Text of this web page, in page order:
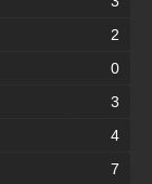
2
0
3
4
7